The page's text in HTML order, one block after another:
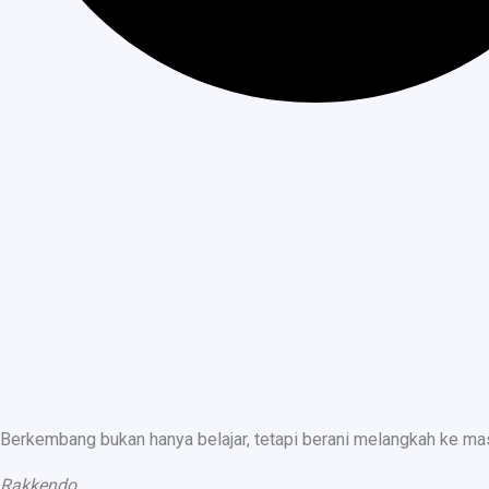
Berkembang bukan hanya belajar, tetapi berani melangkah ke